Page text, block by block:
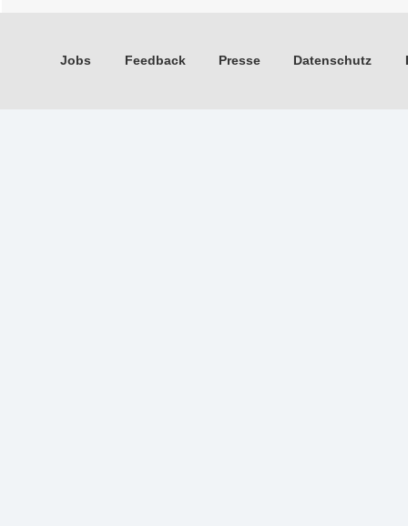
Jobs Feedback Presse Datenschutz